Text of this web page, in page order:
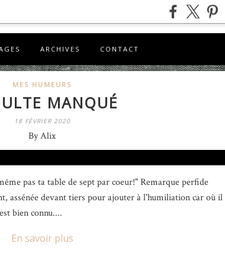
ARCHIVES CONTACT
MES HUMEURS
MANQUÉ
18 FÉVRIER 2020
By Alix
pas ta table de sept par coeur!" Remarque perfide
assénée devant tiers pour ajouter à l'humiliation car où il
bien connu....
En savoir plus